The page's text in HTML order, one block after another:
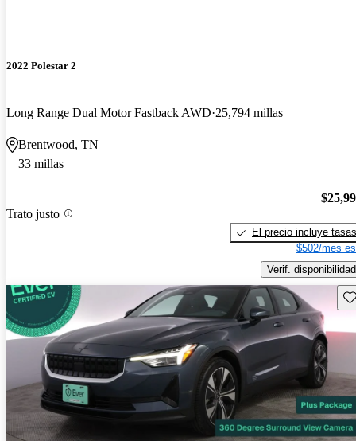
2022 Polestar 2
Long Range Dual Motor Fastback AWD 25,794 millas
Brentwood, TN
33 millas
Trato justo
El precio incluye tasas
$502/mes
Verif. disponibilidad